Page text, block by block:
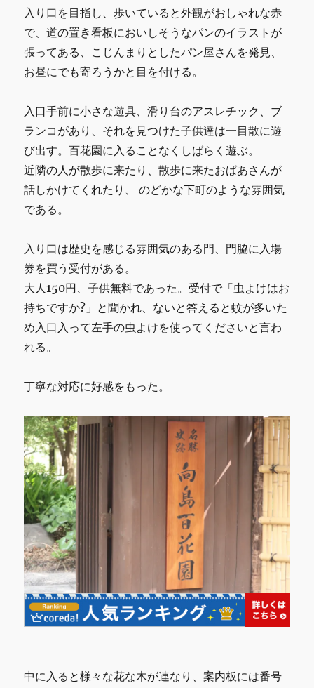
入り口を目指し、歩いていると外観がおしゃれな赤
で、道の置き看板においしそうなパンのイラストが
張ってある、こじんまりとしたパン屋さんを発見、
お昼にでも寄ろうかと目を付ける。
入口手前に小さな遊具、滑り台のアスレチック、ブ
ランコがあり、それを見つけた子供達は一目散に遊
び出す。百花園に入ることなくしばらく遊ぶ。
近隣の人が散歩に来たり、散歩に来たおばあさんが
話しかけてくれたり、 のどかな下町のような雰囲気
である。
入り口は歴史を感じる雰囲気のある門、門脇に入場
券を買う受付がある。
大人150円、子供無料であった。受付で「虫よけはお
持ちですか?」と聞かれ、ないと答えると蚊が多いた
め入口入って左手の虫よけを使ってくださいと言わ
れる。
丁寧な対応に好感をもった。
中に入ると様々な花な木が連なり、案内板には番号